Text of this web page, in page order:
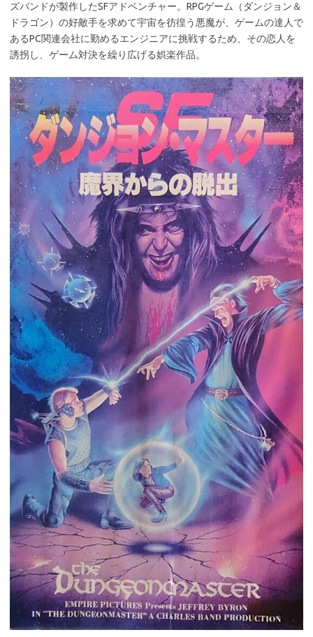
ズバンドが製作したSFアドベンチャー。RPGゲーム（ダンジョン＆
ドラゴン）の好敵手を求めて宇宙を彷徨う悪魔が、ゲームの達人で
あるPC関連会社に勤めるエンジニアに挑戦するため、その恋人を
誘拐し、ゲーム対決を繰り広げる娯楽作品。